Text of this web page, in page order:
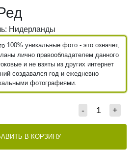
Нидерланды
100% уникальные фото - это означет,
лично правообладателем данного
и не взяты из других интернет
создавался год и ежедневно
фотографиями.
- +
В КОРЗИНУ